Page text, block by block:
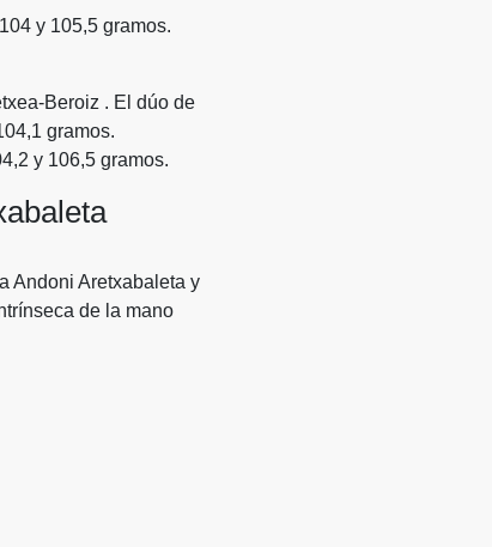
y 105,5 gramos.
Beroiz . El dúo de
gramos.
y 106,5 gramos.
Andoni Aretxabaleta y
de la mano